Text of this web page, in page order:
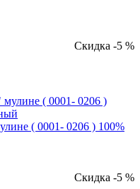
Скидка -5 %
( 0001- 0206 ) 100%
Скидка -5 %